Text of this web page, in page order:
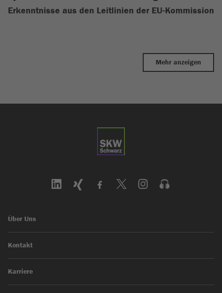
Erkenntnisse aus den Leitlinien der EU-Kommission
Mehr anzeigen
Über Uns
Kontakt
Karriere